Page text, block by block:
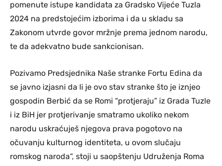
pomenute istupe kandidata za Gradsko Vijeće Tuzla
2024 na predstojećim izborima i da u skladu sa
Zakonom utvrde govor mržnje prema jednom narodu,
te da adekvatno bude sankcionisan.
Pozivamo Predsjednika Naše stranke Fortu Edina da
se javno izjasni da li je ovo stav stranke što je iznjeo
gospodin Berbić da se Romi “protjeraju” iz Grada Tuzle
i iz BiH jer protjerivanje smatramo ukoliko nekom
narodu uskraćuješ njegova prava pogotovo na
očuvanju kulturnog identiteta, u ovom slučaju
romskog naroda“, stoji u saopštenju Udruženja Roma